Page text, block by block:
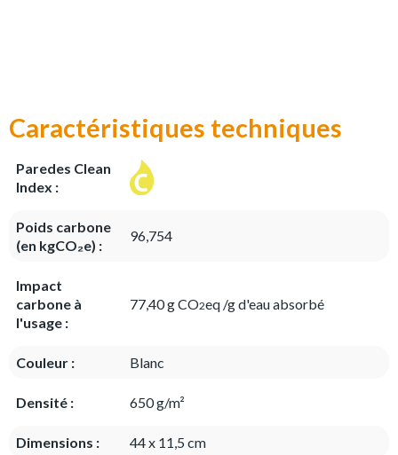
Caractéristiques techniques
Paredes Clean
Index :
Poids carbone
(en kgCO₂e) :
96,754
Impact
carbone à
l'usage :
77,40 g CO2eq /g d'eau absorbé
Couleur : Blanc
Densité : 650 g/m²
Dimensions : 44 x 11,5 cm